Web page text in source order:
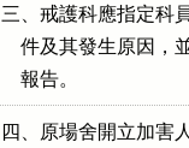
三、戒護科應指定科
件及其發生原因
    報告。
四、原場舍開立加害